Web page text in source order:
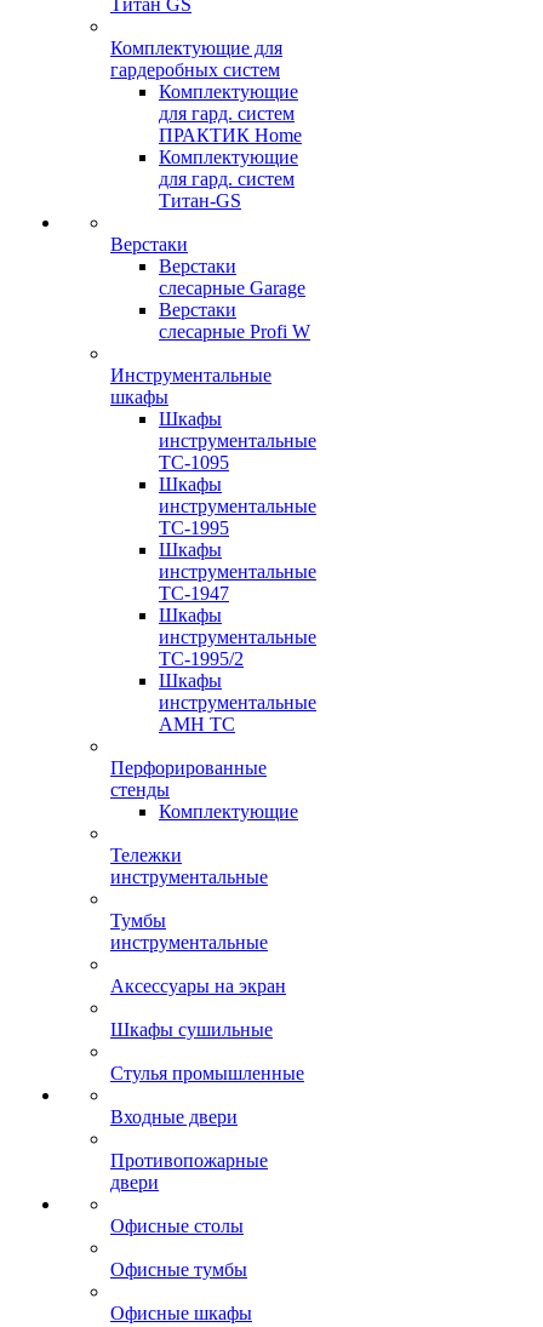
Титан GS
Комплектующие для
гардеробных систем
Комплектующие
для гард. систем
ПРАКТИК Home
Комплектующие
для гард. систем
Титан-GS
Верстаки
Верстаки
слесарные Garage
Верстаки
слесарные Profi W
Инструментальные
шкафы
Шкафы
инструментальные
TC-1095
Шкафы
инструментальные
TC-1995
Шкафы
инструментальные
TC-1947
Шкафы
инструментальные
TC-1995/2
Шкафы
инструментальные
AMH TC
Перфорированные
стенды
Комплектующие
Тележки
инструментальные
Тумбы
инструментальные
Аксессуары на экран
Шкафы сушильные
Стулья промышленные
Входные двери
Противопожарные
двери
Офисные столы
Офисные тумбы
Офисные шкафы